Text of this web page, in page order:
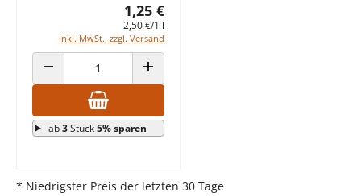
1,25 €
2,50 €/1 l
inkl. MwSt., zzgl. Versand
ANZAHL VERRINGERN ANZAHL ERHÖHEN
ab3Stück5% sparen
* Niedrigster Preis der letzten 30 Tage